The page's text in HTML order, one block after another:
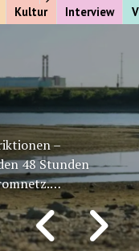
Kultur
Menü öffnen
Interview
–
48 Stunden
und die
wurde
ungarische
und